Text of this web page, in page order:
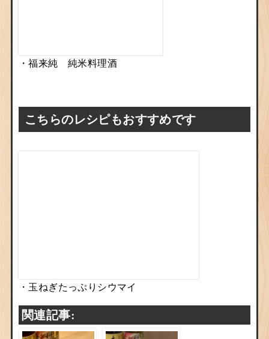
・福来純 純米料理酒
こちらのレシピもおすすめです
・玉ねぎたっぷりシウマイ
関連記事: